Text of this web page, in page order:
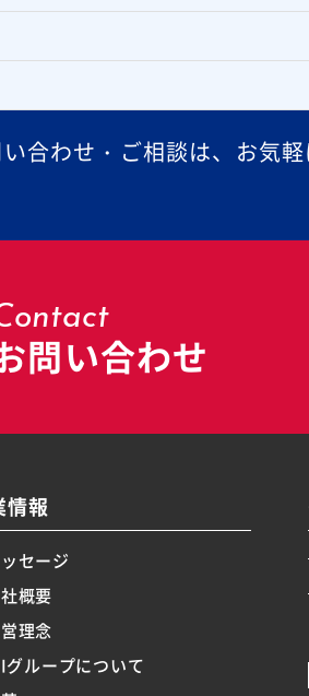
合わせ・ご相談は、お気軽
問い合わせ
情報
セージ
概要
理念
ループについて